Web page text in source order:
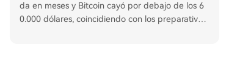
da en meses y Bitcoin cayó por debajo de los 6
0.000 dólares, coincidiendo con los preparativos